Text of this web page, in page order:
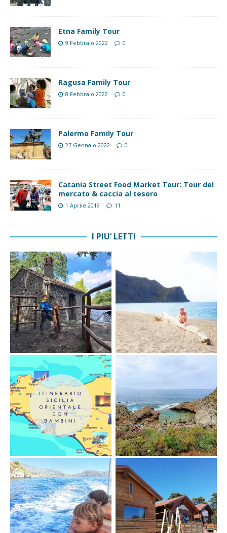
Etna Family Tour
9 Febbraio 2022 0
Ragusa Family Tour
8 Febbraio 2022 0
Palermo Family Tour
27 Gennaio 2022 0
Catania Street Food Market Tour: Tour del
mercato & caccia al tesoro
1 Aprile 2019 11
I PIU’ LETTI